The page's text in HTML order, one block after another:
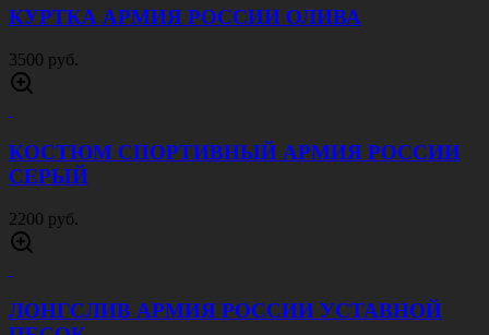
6000 руб.
700 руб.
2500 руб.